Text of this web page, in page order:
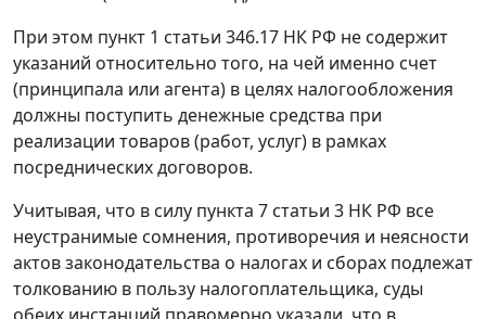
При этом пункт 1 статьи 346.17 НК РФ не содержит
указаний относительно того, на чей именно счет
(принципала или агента) в целях налогообложения
должны поступить денежные средства при
реализации товаров (работ, услуг) в рамках
посреднических договоров.
Учитывая, что в силу пункта 7 статьи 3 НК РФ все
неустранимые сомнения, противоречия и неясности
актов законодательства о налогах и сборах подлежат
толкованию в пользу налогоплательщика, суды